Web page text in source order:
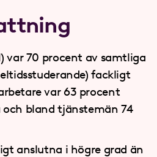
var 70 procent av samtliga
fackligt
var 63 procent
bland tjänstemän 74
anslutna i högre grad än